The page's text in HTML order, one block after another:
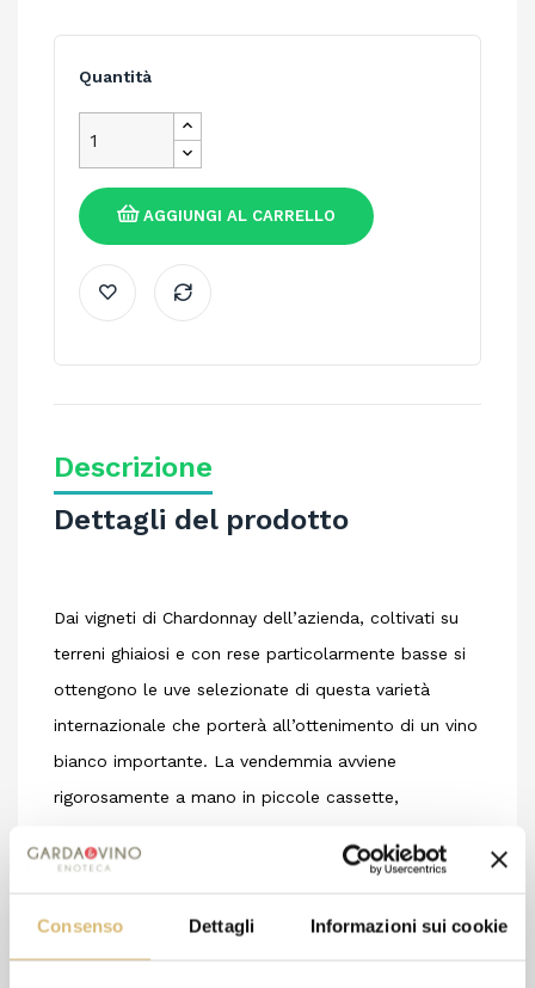
Consenso Dettagli Informazioni sui cookie
Quantità
AGGIUNGI AL CARRELLO
Descrizione
Dettagli del prodotto
Dai vigneti di Chardonnay dell’azienda, coltivati su
terreni ghiaiosi e con rese particolarmente basse si
ottengono le uve selezionate di questa varietà
internazionale che porterà all’ottenimento di un vino
bianco importante. La vendemmia avviene
rigorosamente a mano in piccole cassette,
leggera macerazione e pressatura soffice.
affinamento sulle fecce per circa 6 mesi con